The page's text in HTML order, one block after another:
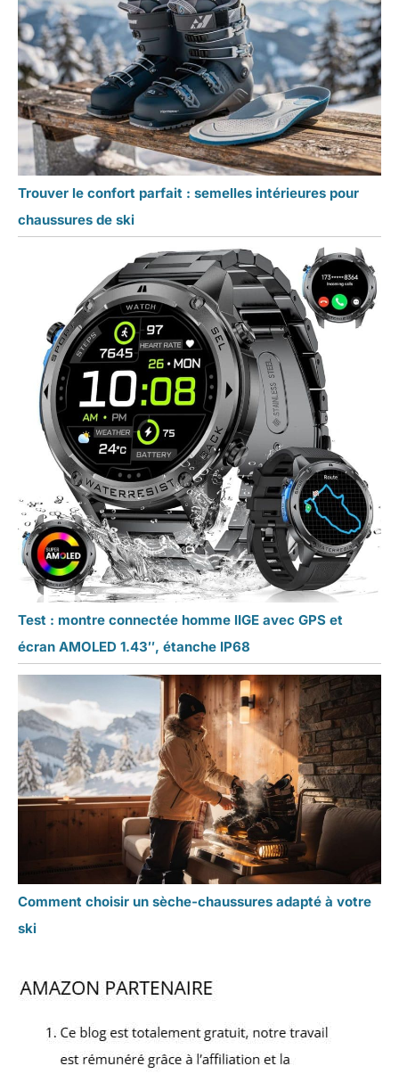
Trouver le confort parfait : semelles intérieures pour
chaussures de ski
Test : montre connectée homme lIGE avec GPS et
écran AMOLED 1.43″, étanche IP68
Comment choisir un sèche-chaussures adapté à votre
ski